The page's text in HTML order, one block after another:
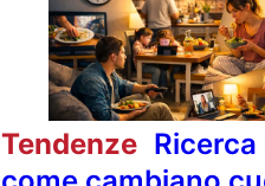
Tendenze Ricerca